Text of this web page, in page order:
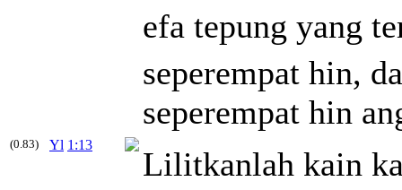
efa tepung yang
seperempat hin,
seperempat hin
(0.83) Yl 1:13
Lilitkanlah kain